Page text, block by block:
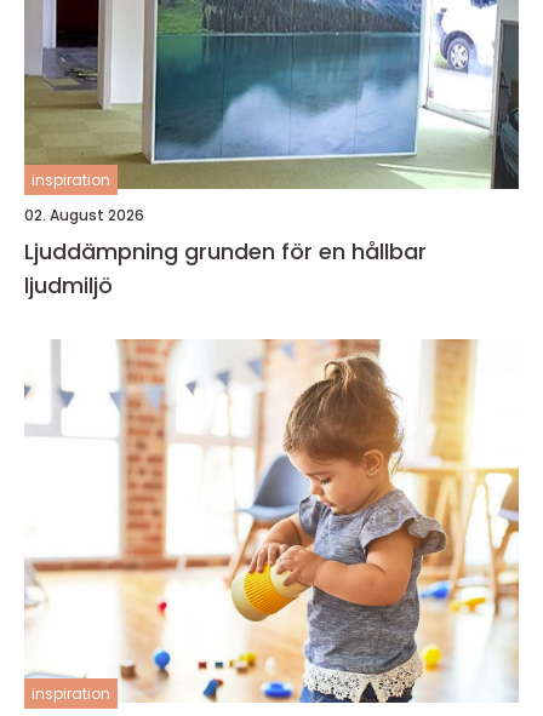
inspiration
02. August 2026
Ljuddämpning grunden för en hållbar
ljudmiljö
inspiration